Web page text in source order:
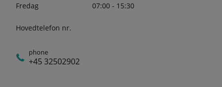
Fredag
07:00 - 15:30
Hovedtelefon nr.
phone
+45 32502902